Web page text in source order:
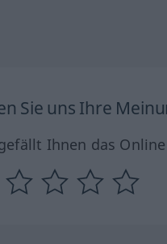
Sie uns Ihre
Ihnen das